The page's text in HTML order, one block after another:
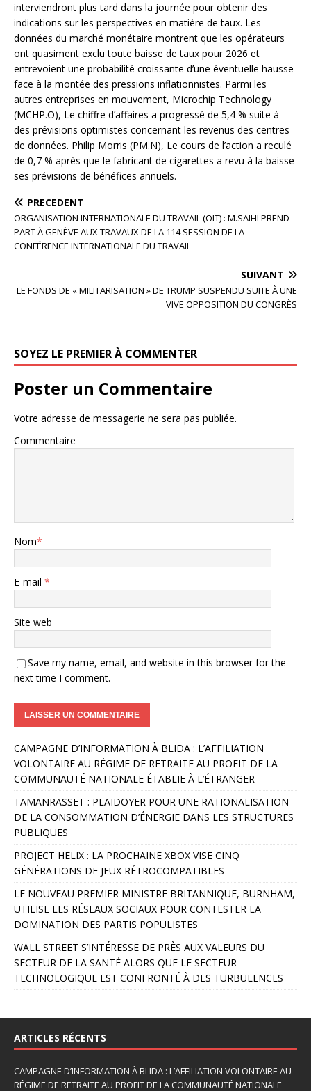
interviendront plus tard dans la journée pour obtenir des
indications sur les perspectives en matière de taux. Les
données du marché monétaire montrent que les opérateurs
ont quasiment exclu toute baisse de taux pour 2026 et
entrevoient une probabilité croissante d’une éventuelle hausse
face à la montée des pressions inflationnistes. Parmi les
autres entreprises en mouvement, Microchip Technology
(MCHP.O), Le chiffre d’affaires a progressé de 5,4 % suite à
des prévisions optimistes concernant les revenus des centres
de données. Philip Morris (PM.N), Le cours de l’action a reculé
de 0,7 % après que le fabricant de cigarettes a revu à la baisse
ses prévisions de bénéfices annuels.
PRÉCÉDENT
ORGANISATION INTERNATIONALE DU TRAVAIL (OIT) : M.SAIHI PREND
PART À GENÈVE AUX TRAVAUX DE LA 114 SESSION DE LA
CONFÉRENCE INTERNATIONALE DU TRAVAIL
SUIVANT
LE FONDS DE « MILITARISATION » DE TRUMP SUSPENDU SUITE À UNE
VIVE OPPOSITION DU CONGRÈS
SOYEZ LE PREMIER À COMMENTER
Poster un Commentaire
Votre adresse de messagerie ne sera pas publiée.
Commentaire
Nom*
E-mail *
Site web
Save my name, email, and website in this browser for the
next time I comment.
l
t
e
r
n
a
t
i
v
e
:
CAMPAGNE D’INFORMATION À BLIDA : L’AFFILIATION
VOLONTAIRE AU RÉGIME DE RETRAITE AU PROFIT DE LA
COMMUNAUTÉ NATIONALE ÉTABLIE À L’ÉTRANGER
TAMANRASSET : PLAIDOYER POUR UNE RATIONALISATION
DE LA CONSOMMATION D’ÉNERGIE DANS LES STRUCTURES
PUBLIQUES
PROJECT HELIX : LA PROCHAINE XBOX VISE CINQ
GÉNÉRATIONS DE JEUX RÉTROCOMPATIBLES
LE NOUVEAU PREMIER MINISTRE BRITANNIQUE, BURNHAM,
UTILISE LES RÉSEAUX SOCIAUX POUR CONTESTER LA
DOMINATION DES PARTIS POPULISTES
WALL STREET S’INTÉRESSE DE PRÈS AUX VALEURS DU
SECTEUR DE LA SANTÉ ALORS QUE LE SECTEUR
TECHNOLOGIQUE EST CONFRONTÉ À DES TURBULENCES
ARTICLES RÉCENTS
CAMPAGNE D’INFORMATION À BLIDA : L’AFFILIATION VOLONTAIRE AU
RÉGIME DE RETRAITE AU PROFIT DE LA COMMUNAUTÉ NATIONALE